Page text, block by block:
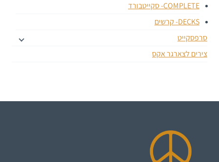
COMPLETE- סקייטבורד
DECKS- קרשים
סרפסקייט
צירים לצארגר אקס